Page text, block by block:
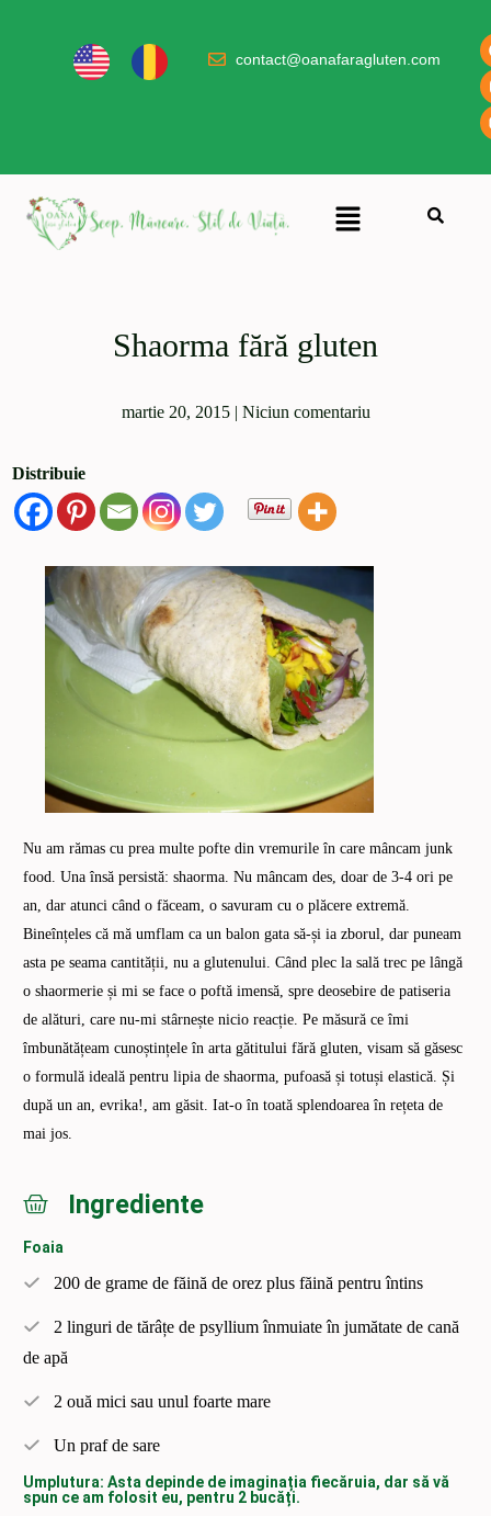
contact@oanafaragluten.com
Shaorma fără gluten
martie 20, 2015| Niciun comentariu
Distribuie
Nu am rămas cu prea multe pofte din vremurile în care mâncam junk
food. Una însă persistă: shaorma. Nu mâncam des, doar de 3-4 ori pe
an, dar atunci când o făceam, o savuram cu o plăcere extremă.
Bineînțeles că mă umflam ca un balon gata să-și ia zborul, dar puneam
asta pe seama cantității, nu a glutenului. Când plec la sală trec pe lângă
o shaormerie și mi se face o poftă imensă, spre deosebire de patiseria
de alături, care nu-mi stârnește nicio reacție. Pe măsură ce îmi
îmbunătățeam cunoștințele în arta gătitului fără gluten, visam să găsesc
o formulă ideală pentru lipia de shaorma, pufoasă și totuși elastică. Și
după un an, evrika!, am găsit. Iat-o în toată splendoarea în rețeta de
mai jos.
Ingrediente
Foaia
200 de grame de făină de orez plus făină pentru întins
2 linguri de tărâțe de psyllium înmuiate în jumătate de cană
de apă
2 ouă mici sau unul foarte mare
Un praf de sare
Umplutura: Asta depinde de imaginația fiecăruia, dar să vă
spun ce am folosit eu, pentru 2 bucăți.